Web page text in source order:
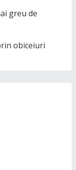
greu de
obiceiuri